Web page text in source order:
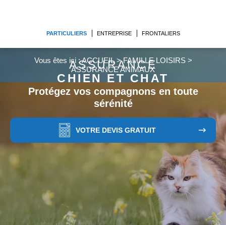
PARTICULIERS ENTREPRISE FRONTALIERS
Vous êtes ici :ACCUEIL>FAMILLE LOISIRS>
ASSURANCE ANIMAUX
ASSURANCE
CHIEN ET CHAT
Protégez vos compagnons en toute
sérénité
VOTRE DEVIS GRATUIT